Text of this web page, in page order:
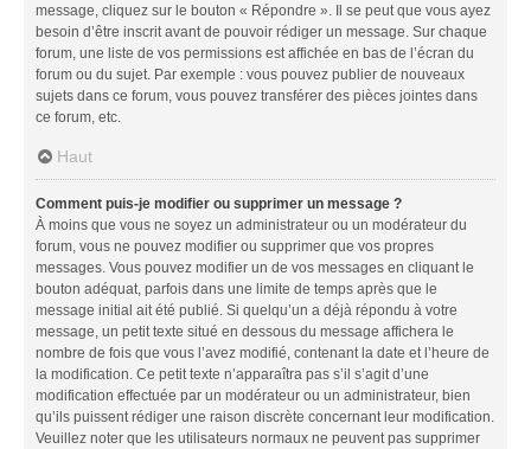
message, cliquez sur le bouton « Répondre ». Il se peut que vous ayez
besoin d’être inscrit avant de pouvoir rédiger un message. Sur chaque
forum, une liste de vos permissions est affichée en bas de l’écran du
forum ou du sujet. Par exemple : vous pouvez publier de nouveaux
sujets dans ce forum, vous pouvez transférer des pièces jointes dans
ce forum, etc.
Haut
Comment puis-je modifier ou supprimer un message ?
À moins que vous ne soyez un administrateur ou un modérateur du
forum, vous ne pouvez modifier ou supprimer que vos propres
messages. Vous pouvez modifier un de vos messages en cliquant le
bouton adéquat, parfois dans une limite de temps après que le
message initial ait été publié. Si quelqu’un a déjà répondu à votre
message, un petit texte situé en dessous du message affichera le
nombre de fois que vous l’avez modifié, contenant la date et l’heure de
la modification. Ce petit texte n’apparaîtra pas s’il s’agit d’une
modification effectuée par un modérateur ou un administrateur, bien
qu’ils puissent rédiger une raison discrète concernant leur modification.
Veuillez noter que les utilisateurs normaux ne peuvent pas supprimer